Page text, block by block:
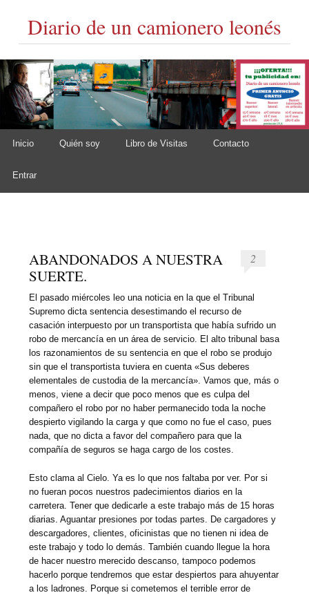
Diario de un camionero leonés
Main menu
Skip to content
Inicio Quién soy Libro de Visitas Contacto
Entrar
ABANDONADOS A NUESTRA
SUERTE.
2
El pasado miércoles leo una noticia en la que el Tribunal
Supremo dicta sentencia desestimando el recurso de
casación interpuesto por un transportista que había sufrido un
robo de mercancía en un área de servicio. El alto tribunal basa
los razonamientos de su sentencia en que el robo se produjo
sin que el transportista tuviera en cuenta «Sus deberes
elementales de custodia de la mercancía». Vamos que, más o
menos, viene a decir que poco menos que es culpa del
compañero el robo por no haber permanecido toda la noche
despierto vigilando la carga y que como no fue el caso, pues
nada, que no dicta a favor del compañero para que la
compañía de seguros se haga cargo de los costes.
Esto clama al Cielo. Ya es lo que nos faltaba por ver. Por si
no fueran pocos nuestros padecimientos diarios en la
carretera. Tener que dedicarle a este trabajo más de 15 horas
diarias. Aguantar presiones por todas partes. De cargadores y
descargadores, clientes, oficinistas que no tienen ni idea de
este trabajo y todo lo demás. También cuando llegue la hora
de hacer nuestro merecido descanso, tampoco podemos
hacerlo porque tendremos que estar despiertos para ahuyentar
a los ladrones. Porque si cometemos el terrible error de